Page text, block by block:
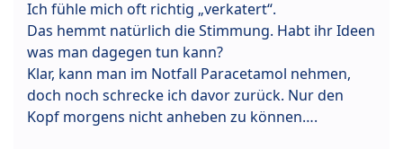
Ich fühle mich oft richtig „verkatert“.
Das hemmt natürlich die Stimmung. Habt ihr Ideen
was man dagegen tun kann?
Klar, kann man im Notfall Paracetamol nehmen,
doch noch schrecke ich davor zurück. Nur den
Kopf morgens nicht anheben zu können….